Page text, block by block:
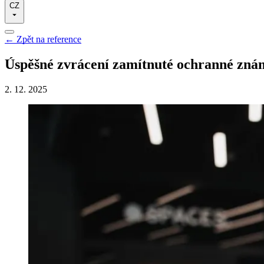
CZ
← Zpět na reference
Úspěšné zvrácení zamítnuté ochranné
2. 12. 2025